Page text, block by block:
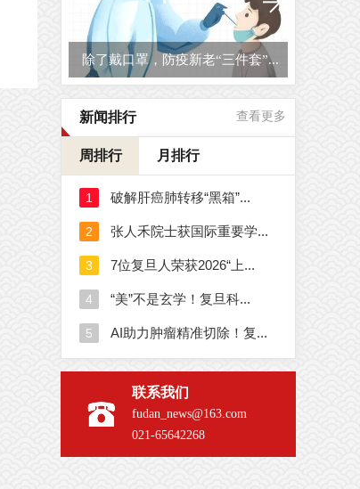
除了戴口罩，防疫新老“三件套”...
新闻排行 查看更多
周排行 月排行
联系我们
fudan_news@163.com
021-65642268